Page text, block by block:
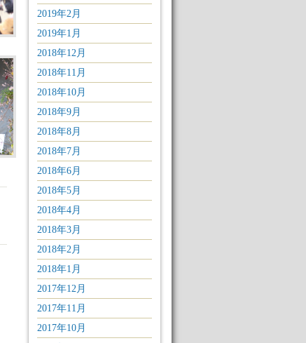
2019年2月
2019年1月
2018年12月
2018年11月
2018年10月
2018年9月
2018年8月
2018年7月
2018年6月
2018年5月
2018年4月
2018年3月
2018年2月
2018年1月
2017年12月
2017年11月
2017年10月